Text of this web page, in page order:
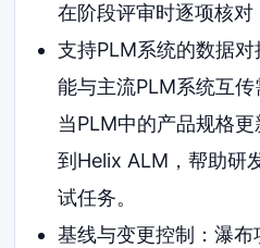
在阶段评审时逐项核对
支持PLM系统的数据对
能与主流PLM系统互传
当PLM中的产品规格
到Helix ALM，帮助研
试任务。
基线与变更控制：瀑